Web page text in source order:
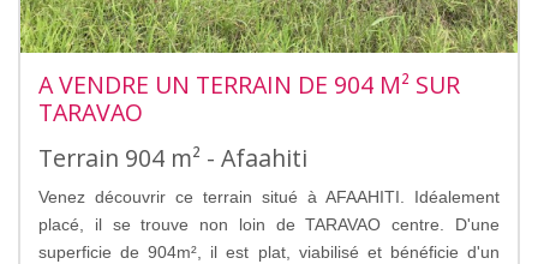
A VENDRE UN TERRAIN DE 904 M² SUR
TARAVAO
Terrain 904 m² - Afaahiti
Venez découvrir ce terrain situé à AFAAHITI. Idéalement
placé, il se trouve non loin de TARAVAO centre. D'une
superficie de 904m², il est plat, viabilisé et bénéficie d'un